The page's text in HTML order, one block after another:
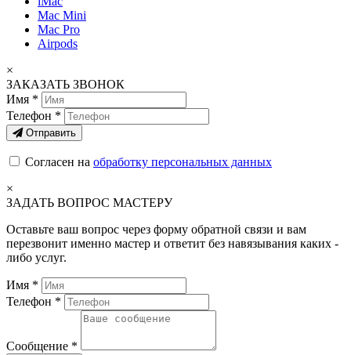
Mac Mini
Mac Pro
Airpods
×
ЗАКАЗАТЬ ЗВОНОК
Имя *
Телефон *
Отправить
Согласен на обработку персональных данных
×
ЗАДАТЬ ВОПРОС МАСТЕРУ
Оставьте ваш вопрос через форму обратной связи и вам
перезвонит именно мастер и ответит без навязывания каких -
либо услуг.
Имя *
Телефон *
Сообщение *